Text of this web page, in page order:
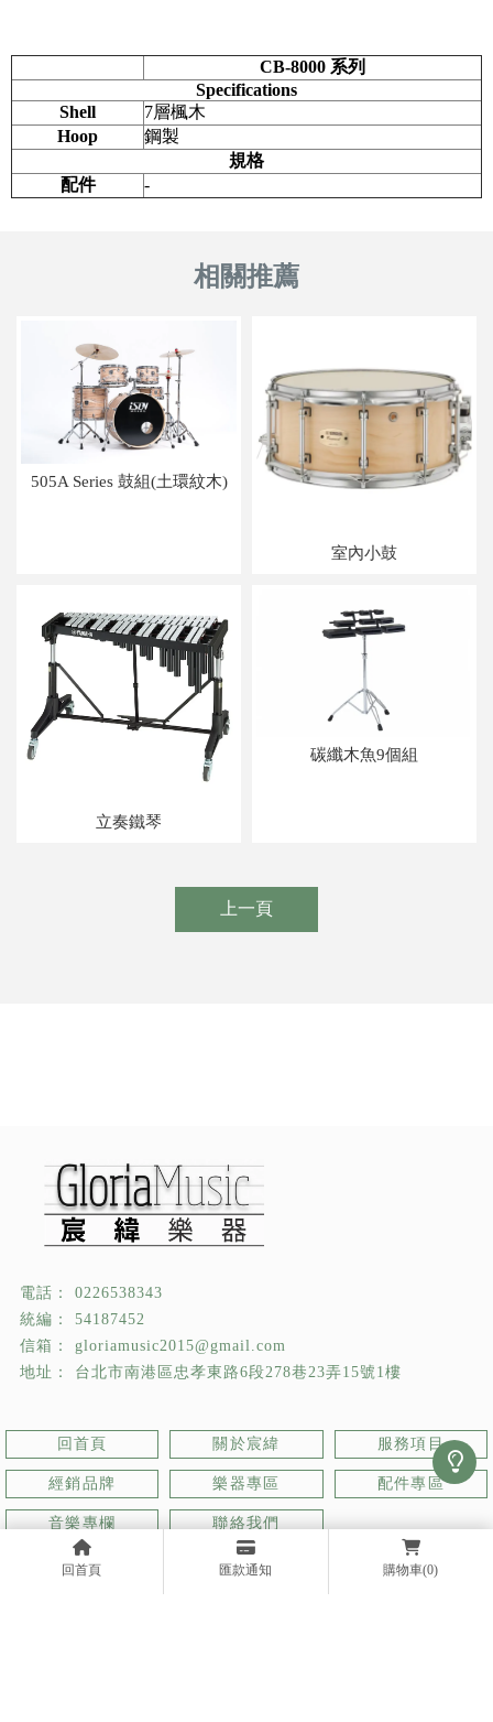
CB-8000 系列
Specifications
Shell
7層楓木
Hoop
鋼製
規格
配件
-
505A Series 鼓組(土環紋木)
室內小鼓
立奏鐵琴
碳纖木魚9個組
上一頁
回首頁 匯款通知 購物車(0)
0226538343
54187452
gloriamusic2015@gmail.com
台北市南港區忠孝東路6段278巷23弄15號1樓
回首頁 關於宸緯 服務項目
經銷品牌 樂器專區 配件專區
音樂專欄 聯絡我們
樂器行 南港區樂器行 台北樂器買賣